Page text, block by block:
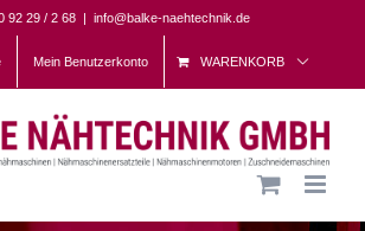
92 29 / 2 68 | info@balke-naehtechnik.de
Mein Benutzerkonto WARENKORB